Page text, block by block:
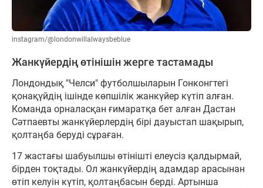
instagram/@londonwillalwaysbeblue
Жанкүйердің өтінішін жерге тастамады
Лондондық "Челси" футболшыларын Гонконгтегі
қонақүйдің ішінде көпшілік жанкүйер күтіп алған.
Команда орналасқан ғимаратқа бет алған Дастан
Сәтпаевты жанкүйерлердің бірі дауыстап шақырып,
қолтаңба беруді сұраған.
17 жастағы шабуылшы өтінішті елеусіз қалдырмай,
бірден тоқтады. Ол жанкүйердің адамдар арасынан
өтіп келуін күтіп, қолтаңбасын берді. Артынша